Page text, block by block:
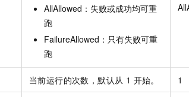
AllAllowed：失败或成功均可重
跑
FailureAllowed：只有失败可重
跑
当前运行的次数，默认从 1 开始。 1